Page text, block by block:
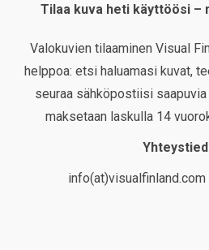
Tilaa kuva heti käyttöösi –
Valokuvien tilaaminen Visual
helppoa: etsi haluamasi kuvat,
seuraa sähköpostiisi
maksetaan laskulla 14